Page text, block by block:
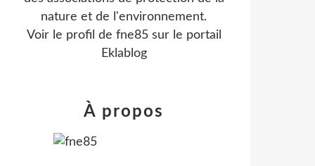
nature et de l'environnement.
Voir le profil de fne85sur le portail
Eklablog
À propos